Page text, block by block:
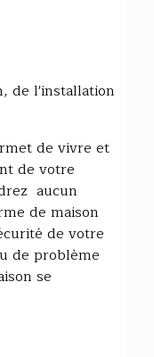
de l'installation
de vivre et
de votre
aucun
de maison
de votre
de problème
se